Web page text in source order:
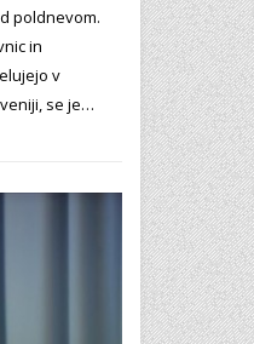
poldnevom.
in
v
se je…